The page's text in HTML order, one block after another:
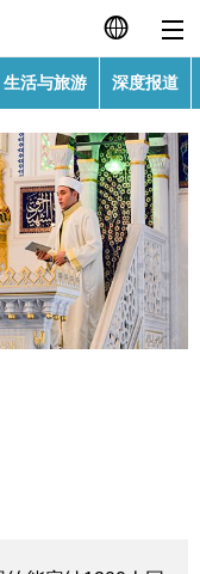
日本語
English
繁體字
Français
Español
生活与旅游 深度报道